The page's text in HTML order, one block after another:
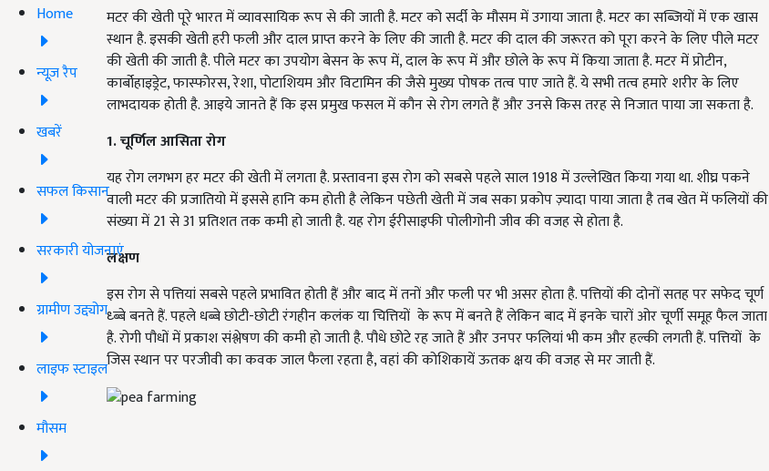
Home
न्यूज़ रैप
खबरें
सफल किसान
सरकारी योजनाएं
ग्रामीण उद्द्योग
लाइफ स्टाइल
मौसम
मटर की खेती पूरे भारत में व्यावसायिक रूप से की जाती है. मटर को सर्दी के मौसम में उगाया जाता है. मटर का सब्जियों में एक खास
स्थान है. इसकी खेती हरी फली और दाल प्राप्त करने के लिए की जाती है. मटर की दाल की जरूरत को पूरा करने के लिए पीले मटर
की खेती की जाती है. पीले मटर का उपयोग बेसन के रूप में,दाल के रूप में और छोले के रूप में किया जाता है. मटर में प्रोटीन,
कार्बोहाइड्रेट,फास्फोरस,रेशा,पोटाशियम और विटामिन की जैसे मुख्य पोषक तत्व पाए जाते हैं. ये सभी तत्व हमारे शरीर के लिए
लाभदायक होती है. आइये जानते हैं कि इस प्रमुख फसल में कौन से रोग लगते हैं और उनसे किस तरह से निजात पाया जा सकता है.
1. चूर्णिल आसिता रोग
यह रोग लगभग हर मटर की खेती में लगता है. प्रस्तावना इस रोग को सबसे पहले साल 1918 में उल्लेखित किया गया था. शीघ्र पकने
वाली मटर की प्रजातियो में इससे हानि कम होती है लेकिन पछेती खेती में जब सका प्रकोप ज़्यादा पाया जाता है तब खेत में फलियों की
संख्या में 21 से 31 प्रतिशत तक कमी हो जाती है. यह रोग ईरीसाइफी पोलीगोनी जीव की वजह से होता है.
लक्षण
इस रोग से पत्तियां सबसे पहले प्रभावित होती हैं और बाद में तनों और फली पर भी असर होता है. पत्तियों की दोनों सतह पर सफेद चूर्ण
ध्ब्बे बनते हैं. पहले धब्बे छोटी-छोटी रंगहीन कलंक या चित्तियों के रूप में बनते हैं लेकिन बाद में इनके चारों ओर चूर्णी समूह फैल जाता
है. रोगी पौधों में प्रकाश संश्लेषण की कमी हो जाती है. पौधे छोटे रह जाते हैं और उनपर फलियां भी कम और हल्की लगती हैं. पत्तियों के
जिस स्थान पर परजीवी का कवक जाल फैला रहता है,वहां की कोशिकायें ऊतक क्षय की वजह से मर जाती हैं.